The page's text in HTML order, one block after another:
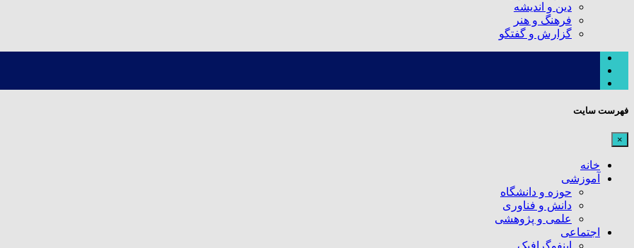
دین و اندیشه
فرهنگ و هنر
گزارش و گفتگو
فهرست سایت
×
خانه
آموزشی
حوزه و دانشگاه
دانش و فناوری
علمی و پژوهشی
اجتماعی